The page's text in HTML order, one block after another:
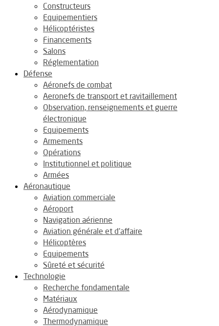
Constructeurs
Equipementiers
Hélicoptéristes
Financements
Salons
Réglementation
Défense
Aéronefs de combat
Aeronefs de transport et ravitaillement
Observation, renseignements et guerre
électronique
Equipements
Armements
Opérations
Institutionnel et politique
Armées
Aéronautique
Aviation commerciale
Aéroport
Navigation aérienne
Aviation générale et d’affaire
Hélicoptères
Equipements
Sûreté et sécurité
Technologie
Recherche fondamentale
Matériaux
Aérodynamique
Thermodynamique